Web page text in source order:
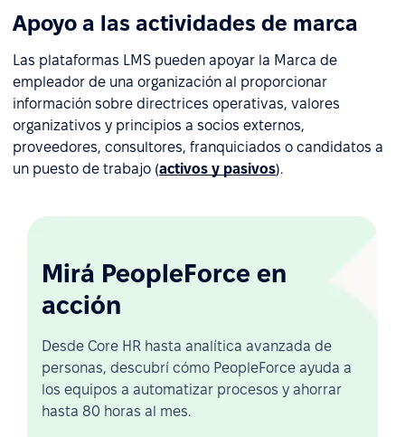
Apoyo a las actividades de marca
Las plataformas LMS pueden apoyar la Marca de
empleador de una organización al proporcionar
información sobre directrices operativas, valores
organizativos y principios a socios externos,
proveedores, consultores, franquiciados o candidatos a
un puesto de trabajo (activos y pasivos).
Mirá PeopleForce en
acción
Desde Core HR hasta analítica avanzada de
personas, descubrí cómo PeopleForce ayuda a
los equipos a automatizar procesos y ahorrar
hasta 80 horas al mes.